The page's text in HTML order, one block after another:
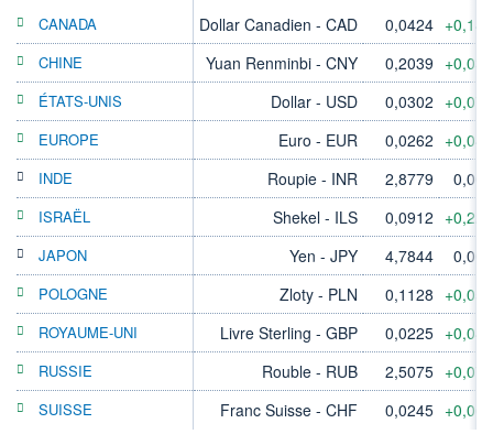
CANADA Dollar Canadien - CAD 0,0424
CHINE Yuan Renminbi - CNY 0,2039
ÉTATS-UNIS Dollar - USD 0,0302
EUROPE Euro - EUR 0,0262
INDE Roupie - INR 2,8779
ISRAËL Shekel - ILS 0,0912
JAPON Yen - JPY 4,7844
POLOGNE Zloty - PLN 0,1128
ROYAUME-UNI Livre Sterling - GBP 0,0225
RUSSIE Rouble - RUB 2,5075
SUISSE Franc Suisse - CHF 0,0245